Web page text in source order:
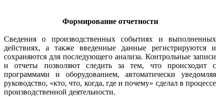
Формирование отчетности
Сведения о производственных событиях и выполненных
действиях, а также введенные данные регистрируются и
сохраняются для последующего анализа. Контрольные записи
и отчеты позволяют следить за тем, что происходит с
программами и оборудованием, автоматически уведомляя
руководство, «кто, что, когда, где и почему» сделал в процессе
производственной деятельности.